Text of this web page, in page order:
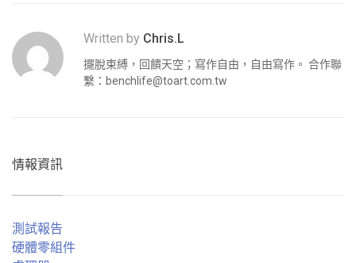
Written by Chris.L
擺脫束縛，回饋天空；寫作自由，自由寫作。 合作聯
繫： benchlife@toart.com.tw
情報資訊
測試報告
硬體零組件